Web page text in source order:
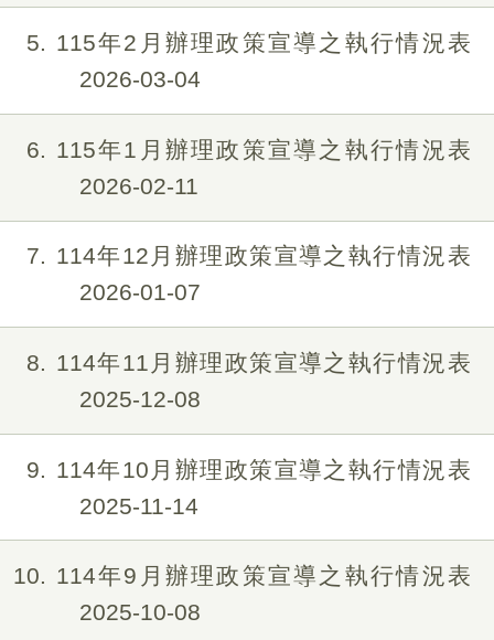
5
115年2月辦理政策宣導之執行情況表
2026-03-04
6
115年1月辦理政策宣導之執行情況表
2026-02-11
7
114年12月辦理政策宣導之執行情況表
2026-01-07
8
114年11月辦理政策宣導之執行情況表
2025-12-08
9
114年10月辦理政策宣導之執行情況表
2025-11-14
10
114年9月辦理政策宣導之執行情況表
2025-10-08